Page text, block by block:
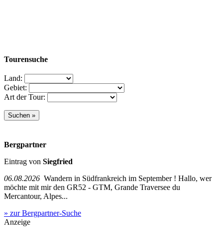
Tourensuche
Land:
Gebiet:
Art der Tour:
Bergpartner
Eintrag von Siegfried
06.08.2026 Wandern in Südfrankreich im September ! Hallo, wer
möchte mit mir den GR52 - GTM, Grande Traversee du
Mercantour, Alpes...
» zur Bergpartner-Suche
Anzeige